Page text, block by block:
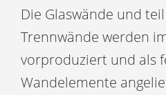
Die Glaswände und
Trennwände werden
vorproduziert und als
Wandelemente